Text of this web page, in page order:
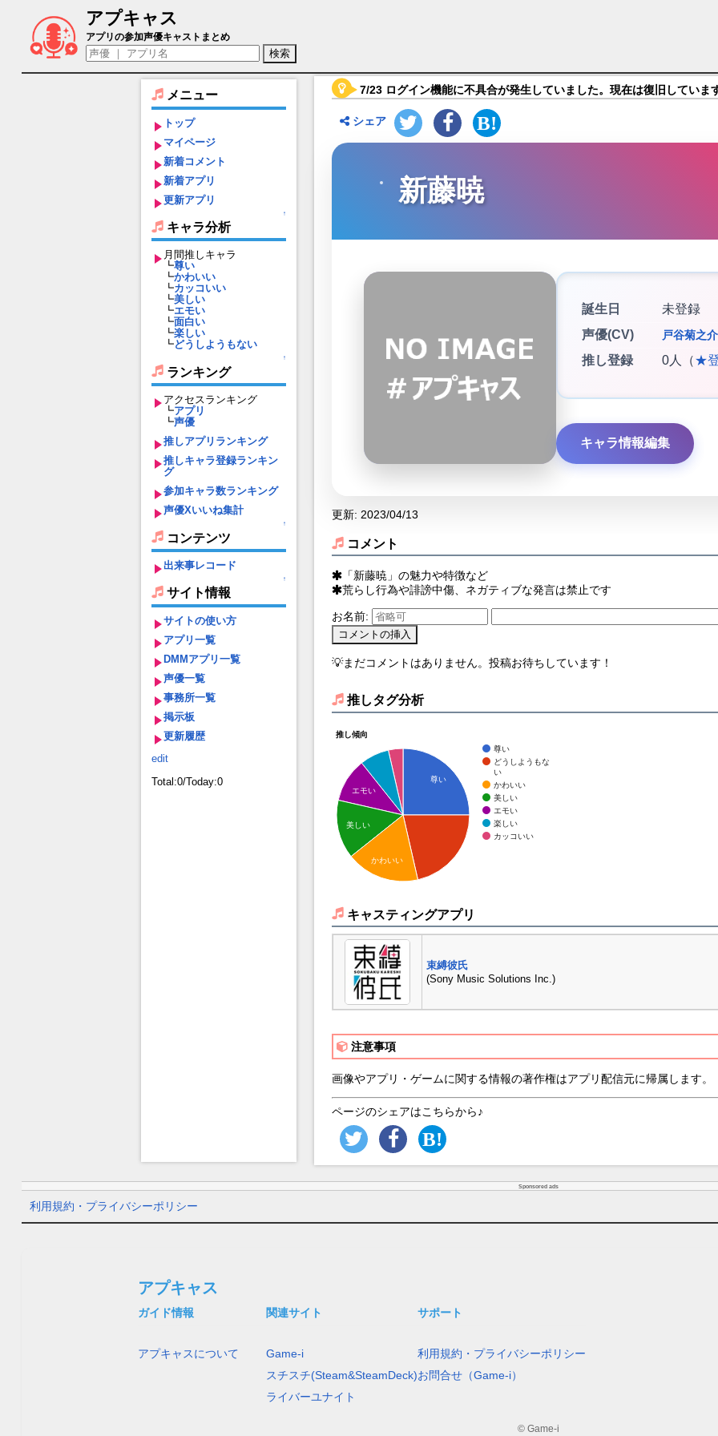
アプキャス
新藤暁（声優：戸谷菊之介)【束縛彼氏】キャラ紹介
アプリの参加声優キャストまとめ
メニュー
トップ
マイページ
新着コメント
新着アプリ
更新アプリ
↑
キャラ分析
月間推しキャラ
┗尊い
┗かわいい
┗カッコいい
┗美しい
┗エモい
┗面白い
┗楽しい
┗どうしようもない
↑
ランキング
アクセスランキング
┗アプリ
┗声優
推しアプリランキング
推しキャラ登録ランキン
グ
参加キャラ数ランキング
声優Xいいね集計
↑
コンテンツ
出来事レコード
↑
サイト情報
サイトの使い方
アプリ一覧
DMMアプリ一覧
声優一覧
事務所一覧
掲示板
更新履歴
edit
Total:0/Today:0
7/23 ログイン機能に不具合が発生していました。現在は復旧していま
シェア
新藤暁
誕生日
未登録
声優(CV)
戸谷菊之介
推し登録 0人（★
キャラ情報編集
更新: 2023/04/13
コメント
「新藤暁」の魅力や特徴など
荒らし行為や誹謗中傷、ネガティブな発言は禁止です
お名前:
💡まだコメントはありません。投稿お待ちしています！
推しタグ分析
推し傾向
尊い
どうしようもな
い
かわいい
美しい
エモい
楽しい
カッコいい
尊い
エモい
美しい
かわいい
キャスティングアプリ
束縛彼氏
(Sony Music Solutions Inc.)
注意事項
画像やアプリ・ゲームに関する情報の著作権はアプリ配信元に帰属します。
ページのシェアはこちらから♪
Sponsored ads
利用規約・プライバシーポリシー
アプキャス
ガイド情報
アプキャスについて
関連サイト
Game-i
スチスチ(Steam&SteamDeck)
ライバーユナイト
サポート
利用規約・プライバシーポリシー
お問合せ（Game-i）
© Game-i